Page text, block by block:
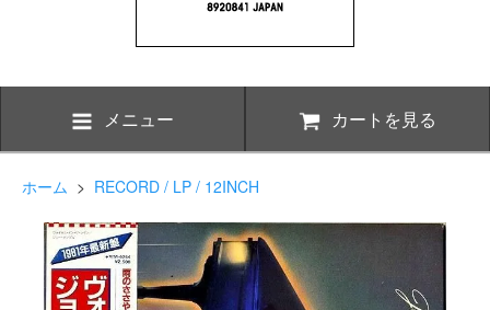
メニュー カートを見る
ホーム > RECORD / LP / 12INCH